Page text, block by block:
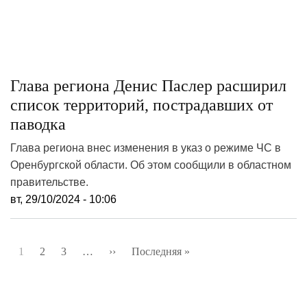
Глава региона Денис Паслер расширил
список территорий, пострадавших от
паводка
Глава региона внес изменения в указ о режиме ЧС в
Оренбургской области. Об этом сообщили в областном
правительстве.
вт, 29/10/2024 - 10:06
Нумерация
1 2 3 … ›› Следующая
Последняя »